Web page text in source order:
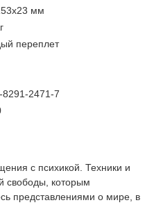
мм
переплет
8291-2471-7
с психикой. Техники и
свободы, которым
представлениями о мире, в